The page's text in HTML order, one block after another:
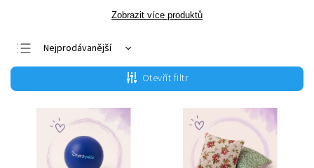
Zobrazit více produktů
Nejprodávanější
Nejlevnější
Nejdražší
Abecedně
Otevřít filtr